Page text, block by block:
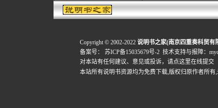
Copyright © 2002-2022 说明书之家(南京四重奏科贸有
备案号：
苏ICP备15035679号-2 技术支持与报障：
对本站有任何建议、意见或投诉， 请点这里在线提交
本站所有说明书资源均为免费下载,版权归原作者所